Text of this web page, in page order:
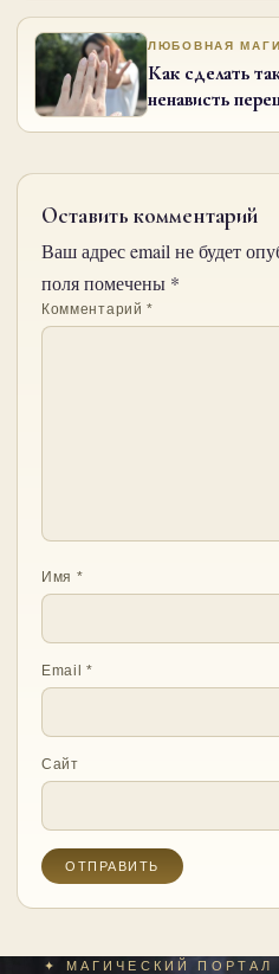
ЛЮБОВНАЯ
Как сделать
ненависть
Оставить комментарий
Ваш адрес email не будет
поля помечены *
Комментарий*
Имя *
Email*
Сайт
✦ МАГИЧЕСКИЙ ПОРТАЛ